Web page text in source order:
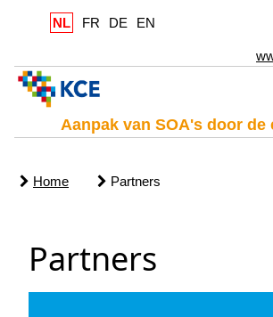
NL FR DE EN
Aanpak van SOA's door de
Home Partners
Partners